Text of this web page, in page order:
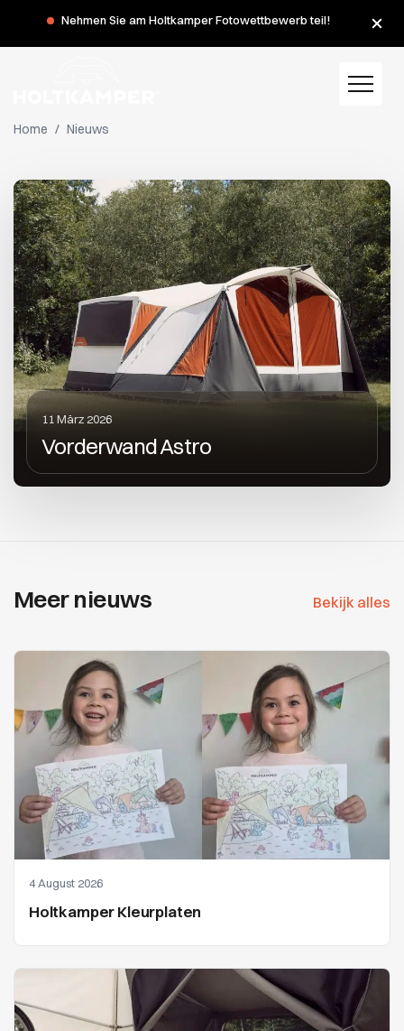
Nehmen Sie am Holtkamper Fotowettbewerb teil!
Home / Nieuws
11 März 2026
Vorderwand Astro
Meer nieuws Bekijk alles
4 August 2026
Holtkamper Kleurplaten